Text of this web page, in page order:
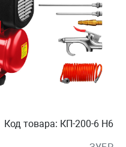
Код товара: КП-200-6 Н6